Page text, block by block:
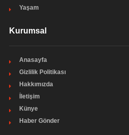
Yaşam
Kurumsal
Anasayfa
Gizlilik Politikası
Hakkımızda
İletişim
Künye
Haber Gönder